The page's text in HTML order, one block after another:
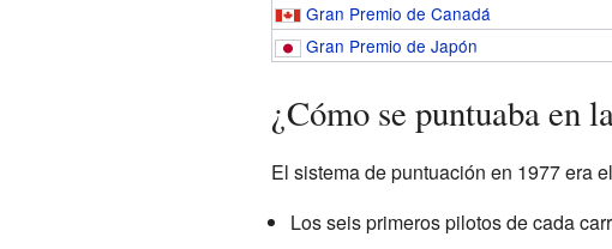
Gran Premio de Canadá
Gran Premio de Japón
¿Cómo se puntuaba en
El sistema de puntuación en 1977 era
Los seis primeros pilotos de cada